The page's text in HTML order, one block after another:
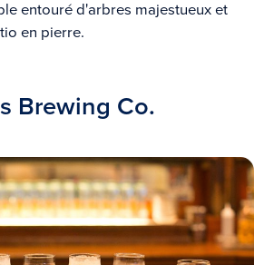
entouré d'arbres majestueux et
en pierre.
Brewing Co.